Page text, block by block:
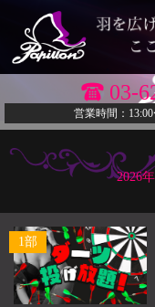
03-
営業時間：
2026
1部